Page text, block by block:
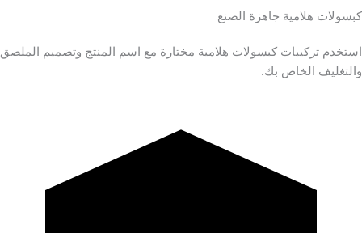
كبسولات هلامية جاهزة الصنع
استخدم تركيبات كبسولات هلامية مختارة مع اسم المنتج وتصميم الملصق
والتغليف الخاص بك.